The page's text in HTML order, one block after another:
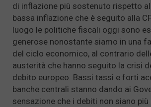
di inflazione più sostenuto rispetto
bassa inflazione che è seguito alla
luogo le politiche fiscali oggi sono
generose nonostante siamo in una
del ciclo economico, al contrario
austerità che hanno seguito la crisi
debito europeo. Bassi tassi e forti
banche centrali stanno dando ai
sensazione che i debiti non siano più